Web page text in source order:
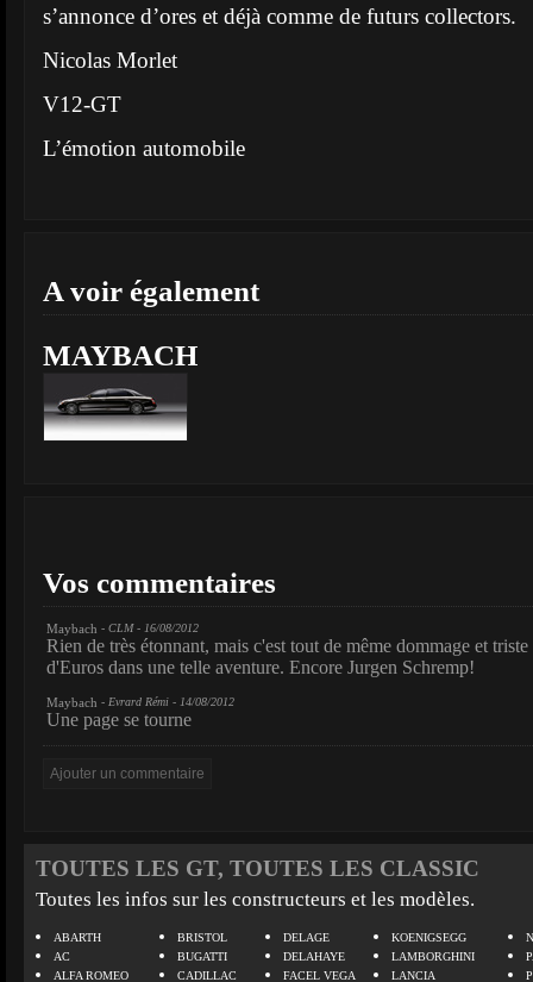
s’annonce d’ores et déjà comme de futurs collectors.
Nicolas Morlet
V12-GT
L’émotion automobile
A voir également
MAYBACH
Vos commentaires
Maybach - CLM - 16/08/2012
Rien de très étonnant, mais c'est tout de même dommage et
d'Euros dans une telle aventure. Encore Jurgen Schremp!
Maybach - Evrard Rémi - 14/08/2012
Une page se tourne
TOUTES LES GT, TOUTES LES CLASSIC
Toutes les infos sur les constructeurs et les modèles.
ABARTH
AC
ALFA ROMEO
BRISTOL
BUGATTI
CADILLAC
DELAGE
DELAHAYE
FACEL VEGA
KOENIGSEGG
LAMBORGHINI
LANCIA